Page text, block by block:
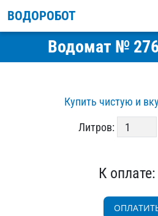
ВОДОРОБОТ
Водомат №
Купить чистую и
Литров:
К оплате: